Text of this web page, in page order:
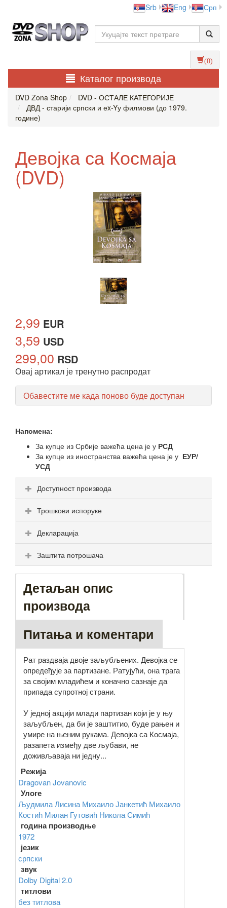
Srb Eng Срп
(0)
Каталог производа
DVD Zona Shop
DVD - ОСТАЛЕ КАТЕГОРИЈЕ
ДВД - старији српски и еx-Yу филмови (до 1979.
године)
Девојка са Космаја
(DVD)
2,99 EUR
3,59 USD
299,00 RSD
Овај артикал је тренутно распродат
Обавестите ме када поново буде доступан
Напомена:
За купце из Србије важећа цена је у РСД
За купце из иностранства важећа цена је у ЕУР/
УСД
Доступност производа
Трошкови испоруке
Декларација
Заштита потрошача
Детаљан опис
производа
Питања и коментари
Рат раздваја двоје заљубљених. Девојка се
опредеђује за партизане. Ратујући, она трага
за својим младићем и коначно сазнаје да
припада супротној страни.
У једној акцији млади партизан који је у њу
заљубљен, да би је заштитио, буде рањен и
умире на њеним рукама. Девојка са Космаја,
разапета између две љубави, не
доживљаваја ни једну...
Режија
Dragovan Jovanovic
Улоге
Људмила ЛисинаМихаило Јанкетић Михаило
Костић Милан Гутовић Никола Симић
година производње
1972
језик
српски
звук
Dolby Digital 2.0
титлови
без титлова